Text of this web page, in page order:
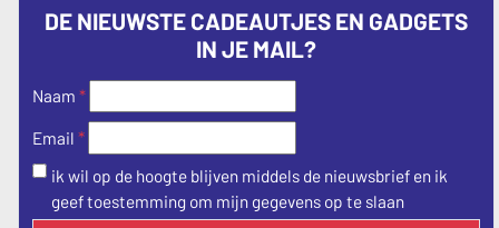
DE NIEUWSTE CADEAUTJES EN GADGETS
IN JE MAIL?
Naam *
Email *
ik wil op de hoogte blijven middels de nieuwsbrief en ik
geef toestemming om mijn gegevens op te slaan